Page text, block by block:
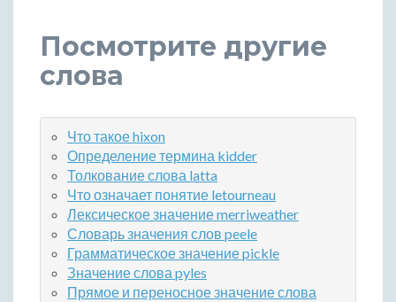
Посмотрите другие
слова
Что такое hixon
Определение термина kidder
Толкование слова latta
Что означает понятие letourneau
Лексическое значение merriweather
Словарь значения слов peele
Грамматическое значение pickle
Значение слова pyles
Прямое и переносное значение слова